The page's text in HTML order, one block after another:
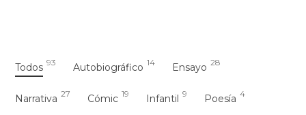
Todos 93 Autobiográfico 14 Ensayo 28
Narrativa 27 Cómic 19 Infantil 9 Poesía 4